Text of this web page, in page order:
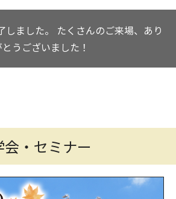
しました。 たくさんのご来場、あり
うございました！
・セミナー